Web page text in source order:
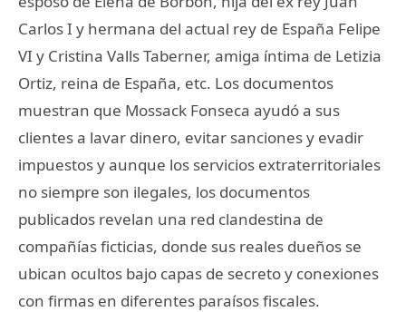
Carlos I y hermana del actual rey de España Felipe
VI y Cristina Valls Taberner, amiga íntima de Letizia
Ortiz, reina de España, etc. Los documentos
muestran que Mossack Fonseca ayudó a sus
clientes a lavar dinero, evitar sanciones y evadir
impuestos y aunque los servicios extraterritoriales
no siempre son ilegales, los documentos
publicados revelan una red clandestina de
compañías ficticias, donde sus reales dueños se
ubican ocultos bajo capas de secreto y conexiones
con firmas en diferentes paraísos fiscales.